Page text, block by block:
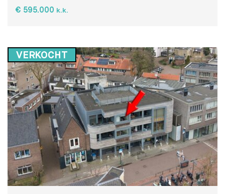
€ 595.000 k.k.
VERKOCHT